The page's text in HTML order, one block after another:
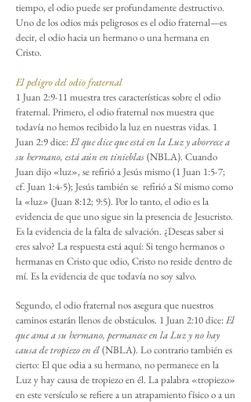
tiempo, el odio puede ser profundamente destructivo.
Uno de los odios más peligrosos es el odio fraternal—es
decir, el odio hacia un hermano o una hermana en
Cristo.
El peligro del odio fraternal
1 Juan 2:9-11 muestra tres características sobre el odio
fraternal. Primero, el odio fraternal nos muestra que
todavía no hemos recibido la luz en nuestras vidas. 1
Juan 2:9 dice:El que dice que está en la Luz y aborrece a
su hermano, está aún en tinieblas(NBLA). Cuando
Juan dijo «luz», se refirió a Jesús mismo (1 Juan 1:5-7;
cf. Juan 1:4-5); Jesús también se refirió a Sí mismo como
la «luz» (Juan 8:12; 9:5). Por lo tanto, el odio es la
evidencia de que uno sigue sin la presencia de Jesucristo.
Es la evidencia de la falta de salvación. ¿Deseas saber si
eres salvo? La respuesta está aquí: Si tengo hermanos o
hermanas en Cristo que odio, Cristo no reside dentro de
mí. Es la evidencia de que todavía no soy salvo.
Segundo, el odio fraternal nos asegura que nuestros
caminos estarán llenos de obstáculos. 1 Juan 2:10 dice:El
que ama a su hermano, permanece en la Luz y no hay
causa de tropiezo en él(NBLA). Lo contrario también es
cierto: El que odia a su hermano, no permanece en la
Luz y hay causa de tropiezo en él. La palabra «tropiezo»
en este versículo se refiere a un atrapamiento físico o a un